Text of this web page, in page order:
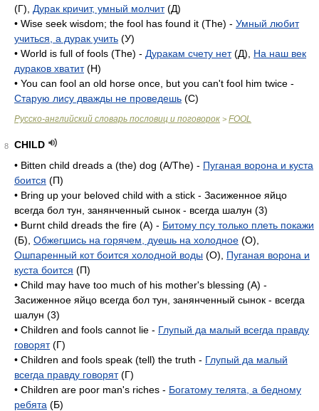
(Г), Дурак кричит, умный молчит(Д)
• Wise seek wisdom; the fool has found it (The) - Умный любит
учиться, а дурак учить (У)
• World is full of fools (The) - Дуракам счету нет(Д), На наш век
дураков хватит(H)
• You can fool an old horse once, but you can't fool him twice -
Старую лису дважды не проведешь (C)
Русско-английский словарь пословиц и поговорок > FOOL
8
CHILD
• Bitten child dreads a (the) dog (A/The) - Пуганая ворона и куста
боится (П)
• Bring up your beloved child with a stick - Засиженное яйцо
всегда бол тун, занянченный сынок - всегда шалун (3)
• Burnt child dreads the fire (A) - Битому псу только плеть покажи
(Б), Обжегшись на горячем, дуешь на холодное (O),
Ошпаренный кот боится холодной воды (O), Пуганая ворона и
куста боится (П)
• Child may have too much of his mother's blessing (A) -
Засиженное яйцо всегда бол тун, занянченный сынок - всегда
шалун (3)
• Children and fools cannot lie - Глупый да малый всегда правду
говорят(Г)
• Children and fools speak (tell) the truth - Глупый да малый
всегда правду говорят(Г)
• Children are poor man's riches - Богатому телята, а бедному
ребята (Б)